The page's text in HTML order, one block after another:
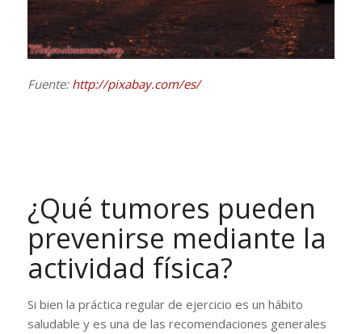
Fuente: http://pixabay.com/es/
¿Qué tumores pueden
prevenirse mediante la
actividad física?
Si bien la práctica regular de ejercicio es un hábito
saludable y es una de las recomendaciones generales